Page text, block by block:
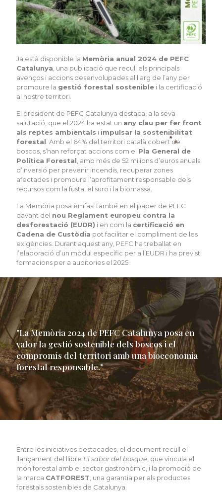
Ja està disponible la Memòria anual 2024 de PEFC
Catalunya, una publicació que recull els principals
avenços i accions desenvolupades al llarg de l’any per
promoure la gestió forestal sostenible i la certificació
al nostre territori.
El president de PEFC Catalunya destaca, a la seva
salutació, que el 2024 ha estat un any clau per fer front
als reptes ambientals i impulsar la sostenibilitat
forestal. Amb el 64% del territori català cobert de
boscos, s’han reforçat accions com el Pla General de
Política Forestal, amb més de 52 milions d’euros anuals
d’inversió per prevenir incendis, recuperar zones
afectades i promoure l’aprofitament responsable dels
recursos com la fusta, el suro i la biomassa.
La Memòria posa èmfasi també en el paper de PEFC
davant del nou Reglament europeu contra la
desforestació (EUDR) i en com la certificació en
Cadena de Custòdia pot facilitar el compliment de les
exigències. Durant aquest any, PEFC ha treballat en
l’elaboració d’un mòdul específic per a l’EUDR i ha previst
formacions per a auditories el 2025.
"La Memòria 2024 de PEFC Catalunya posa en
valor la gestió sostenible dels boscos i el
compromís del territori amb una bioeconomia
forestal responsable."
Entre les iniciatives destacades, el document recull el
llançament del llibre El sabor del bosque, que vincula el
món forestal amb el sector gastronòmic, i la promoció de
la marca CATFOREST, una garantia per als productes
forestals sostenibles de Catalunya.